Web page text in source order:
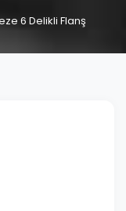
6 Delikli Flanş